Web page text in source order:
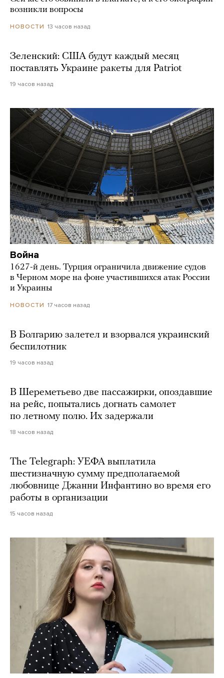
возникли вопросы
НОВОСТИ 13 часов назад
Зеленский: США будут каждый месяц
поставлять Украине ракеты для Patriot
19 часов назад
Война
1627-й день. Турция ограничила движение судов
в Черном море на фоне участившихся атак России
и Украины
НОВОСТИ 17 часов назад
В Болгарию залетел и взорвался украинский
беспилотник
19 часов назад
В Шереметьево две пассажирки, опоздавшие
на рейс, попытались догнать самолет
по летному полю. Их задержали
18 часов назад
The Telegraph: УЕФА выплатила
шестизначную сумму предполагаемой
любовнице Джанни Инфантино во время его
работы в организации
15 часов назад